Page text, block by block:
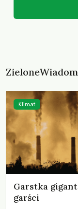
Garstka
garści
Klimat